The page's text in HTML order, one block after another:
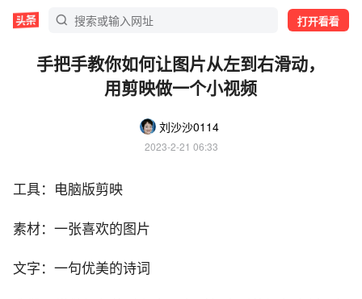
打开看看
手把手教你如何让图片从左到右滑动，
用剪映做一个小视频
刘沙沙0114
2023-2-21 06:33
工具：电脑版剪映
素材：一张喜欢的图片
文字：一句优美的诗词